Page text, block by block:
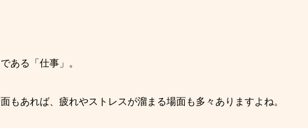
ある「仕事」。
もあれば、疲れやストレスが溜まる場面も多々ありますよね。